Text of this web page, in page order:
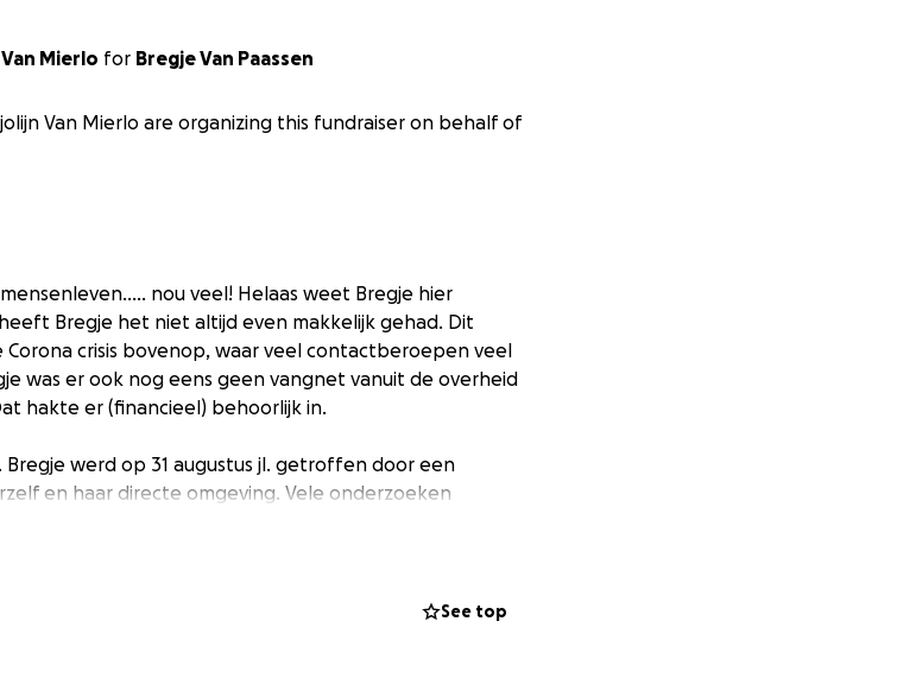
Mierlo for Bregje Van Paassen
Van Mierlo are organizing this fundraiser on behalf of
nou veel! Helaas weet Bregje hier
Bregje het niet altijd even makkelijk gehad. Dit
crisis bovenop, waar veel contactberoepen veel
was er ook nog eens geen vangnet vanuit de overheid
hakte er (financieel) behoorlijk in.
werd op 31 augustus jl. getroffen door een
en haar directe omgeving. Vele onderzoeken
zoeken nog steeds naar de juiste diagnose en het
See top